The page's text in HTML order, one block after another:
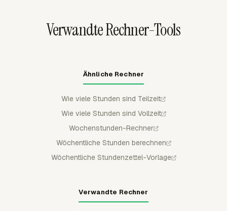
Verwandte Rechner-Tools
Ähnliche Rechner
Wie viele Stunden sind Teilzeit
Wie viele Stunden sind Vollzeit
Wochenstunden-Rechner
Wöchentliche Stunden berechnen
Wöchentliche Stundenzettel-Vorlage
Verwandte Rechner